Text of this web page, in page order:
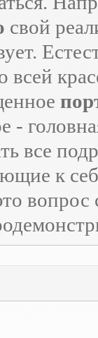
свой
всей
-
все
к